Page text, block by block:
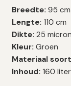
25
My
|
95×110
cm
–
Breedte: 95 cm
Lengte: 110 cm
Dikte: 25 micron
Kleur: Groen
Materiaal
Inhoud: 160 liter